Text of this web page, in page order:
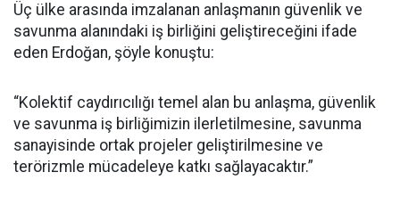
Üç ülke arasında imzalanan anlaşmanın güvenlik ve
savunma alanındaki iş birliğini geliştireceğini ifade
eden Erdoğan, şöyle konuştu:
“Kolektif caydırıcılığı temel alan bu anlaşma, güvenlik
ve savunma iş birliğimizin ilerletilmesine, savunma
sanayisinde ortak projeler geliştirilmesine ve
terörizmle mücadeleye katkı sağlayacaktır.”